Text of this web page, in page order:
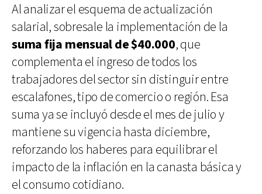
Al analizar el esquema de actualización
salarial, sobresale la implementación de la
suma fija mensual de $40.000, que
complementa el ingreso de todos los
trabajadores del sector sin distinguir entre
escalafones, tipo de comercio o región. Esa
suma ya se incluyó desde el mes de julio y
mantiene su vigencia hasta diciembre,
reforzando los haberes para equilibrar el
impacto de la inflación en la canasta básica y
el consumo cotidiano.